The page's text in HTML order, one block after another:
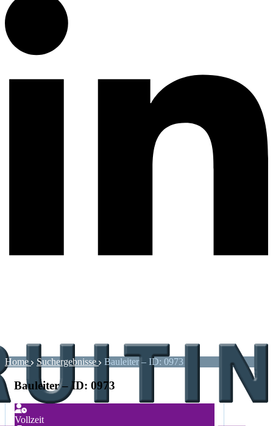
Home Suchergebnisse Bauleiter – ID: 0973
Bauleiter – ID: 0973
Vollzeit